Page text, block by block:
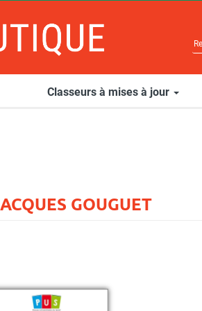
Classeurs à mises à jour
GOUGUET